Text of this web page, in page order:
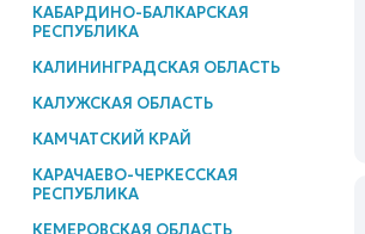
КАБАРДИНО-БАЛКАРСКАЯ
РЕСПУБЛИКА
КАЛИНИНГРАДСКАЯ ОБЛАСТЬ
КАЛУЖСКАЯ ОБЛАСТЬ
КАМЧАТСКИЙ КРАЙ
КАРАЧАЕВО-ЧЕРКЕССКАЯ
РЕСПУБЛИКА
КЕМЕРОВСКАЯ ОБЛАСТЬ